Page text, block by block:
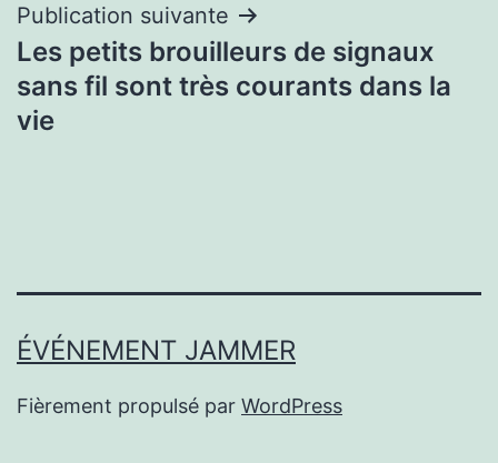
Publication suivante
Les petits brouilleurs de signaux
sans fil sont très courants dans la
vie
ÉVÉNEMENT JAMMER
Fièrement propulsé par WordPress